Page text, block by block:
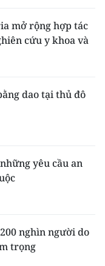
mở rộng hợp tác
cứu y khoa và
dao tại thủ đô
yêu cầu an
nghìn người do
trọng